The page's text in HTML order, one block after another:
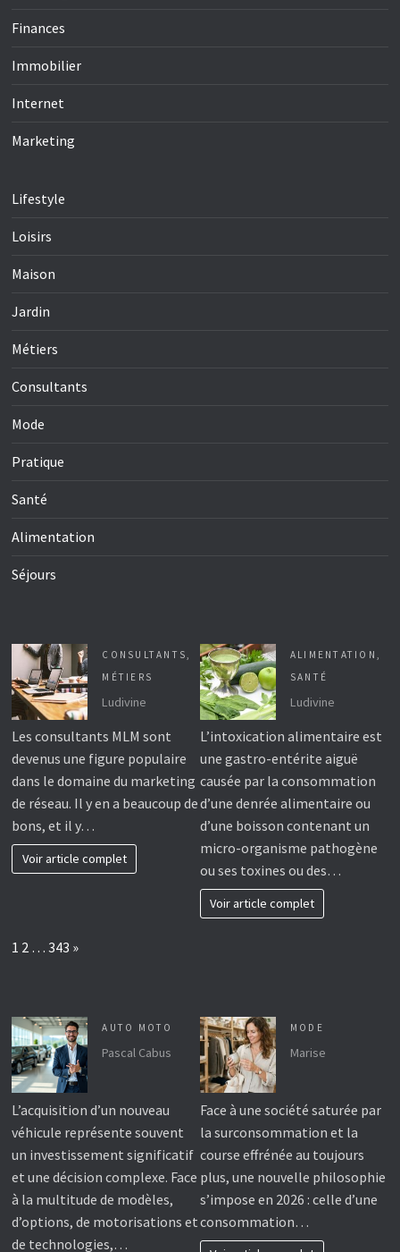
Finances
Immobilier
Internet
Marketing
Lifestyle
Loisirs
Maison
Jardin
Métiers
Consultants
Mode
Pratique
Santé
Alimentation
Séjours
CONSULTANTS,
MÉTIERS
Ludivine
Les consultants MLM sont
devenus une figure populaire
dans le domaine du marketing
de réseau. Il y en a beaucoup de
bons, et il y…
Voir article complet
ALIMENTATION ,
SANTÉ
Ludivine
L’intoxication alimentaire est
une gastro-entérite aiguë
causée par la consommation
d’une denrée alimentaire ou
d’une boisson contenant un
micro-organisme pathogène
ou ses toxines ou des…
Voir article complet
Page:
1 2 … 343 Next
»
AUTO MOTO
Pascal Cabus
L’acquisition d’un nouveau
véhicule représente souvent
un investissement significatif
et une décision complexe. Face
à la multitude de modèles,
d’options, de motorisations et
de technologies,…
MODE
Marise
Face à une société saturée par
la surconsommation et la
course effrénée au toujours
plus, une nouvelle philosophie
s’impose en 2026 : celle d’une
consommation…